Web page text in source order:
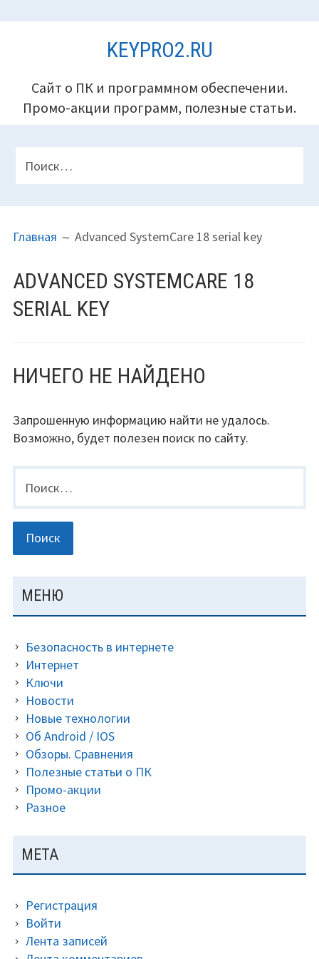
KEYPRO2.RU
Сайт о ПК и программном обеспечении.
Промо-акции программ, полезные статьи.
ВЕРХНЕГО
КОЛОНТИТУЛА
Найти:
НА
(ХЛЕБНЫЕ
КРОШКИ)
Главная Advanced SystemCare 18 serial key
ADVANCED SYSTEMCARE 18
SERIAL KEY
НИЧЕГО НЕ НАЙДЕНО
Запрошенную информацию найти не удалось.
Возможно, будет полезен поиск по сайту.
Найти:
ОСНОВНАЯ
ПАНЕЛЬ
МЕНЮ
Безопасность в интернете
Интернет
Ключи
Новости
Новые технологии
Об Android / IOS
Обзоры. Сравнения
Полезные статьи о ПК
Промо-акции
Разное
МЕТА
Регистрация
Войти
Лента записей